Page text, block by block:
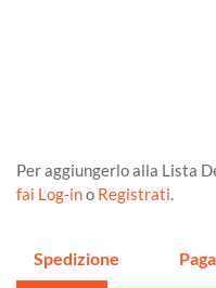
Per aggiungerlo alla Lista
fai Log-ino Registrati.
Spedizione